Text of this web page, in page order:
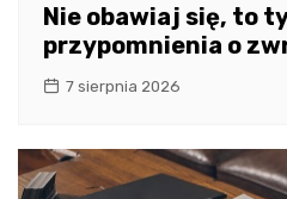
Nie obawiaj się, to
przypomnienia o
7 sierpnia 2026